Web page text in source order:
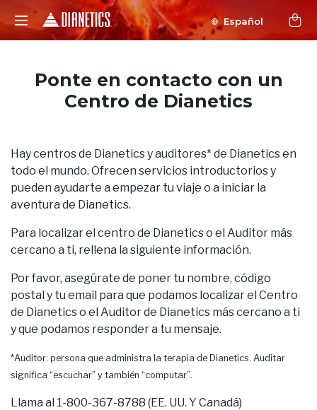
Español
Ponte en contacto con un
Centro de Dianetics
Hay centros de Dianetics y auditores* de Dianetics en
todo el mundo. Ofrecen servicios introductorios y
pueden ayudarte a empezar tu viaje o a iniciar la
aventura de Dianetics.
Para localizar el centro de Dianetics o el Auditor más
cercano a ti, rellena la siguiente información.
Por favor, asegúrate de poner tu nombre, código
postal y tu email para que podamos localizar el Centro
de Dianetics o el Auditor de Dianetics más cercano a ti
y que podamos responder a tu mensaje.
*Auditor: persona que administra la terapia de Dianetics. Auditar
significa “escuchar” y también “computar”.
Llama al 1-800-367-8788 (EE. UU. Y Canadá)